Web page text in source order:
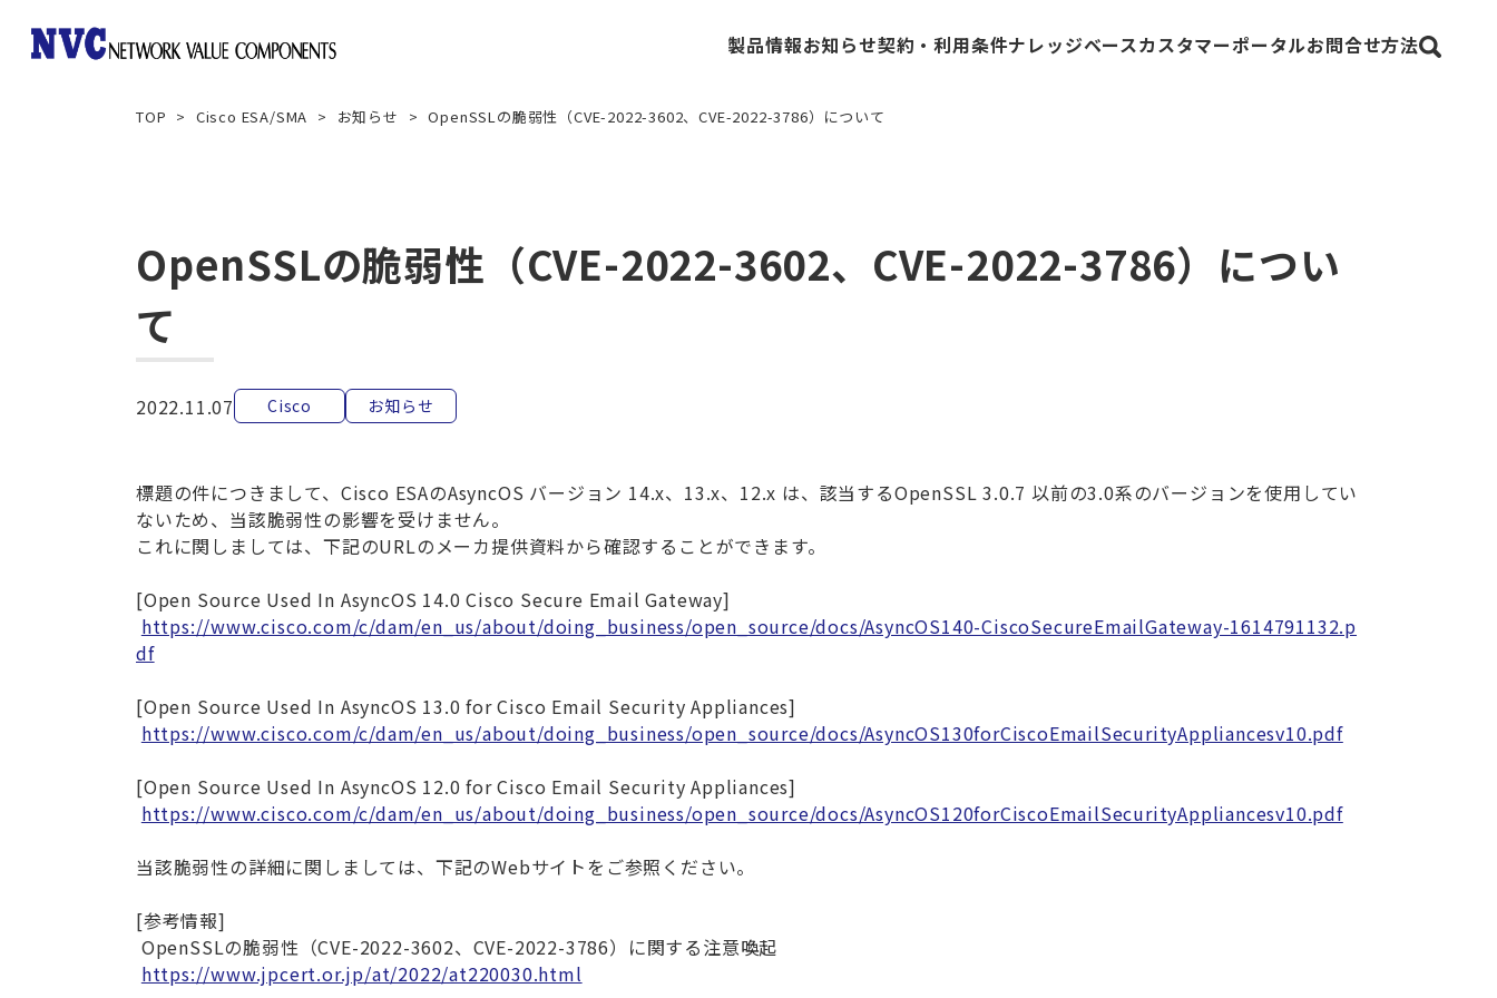
製品情報
Gigamon
お知らせ契約・利用条件ナレッジベースカスタマーポータルお問合せ方法
TOP Cisco ESA/SMA お知らせ OpenSSLの脆弱性（CVE-2022-3602、CVE-2022-3786）について
OpenSSLの脆弱性（CVE-2022-3602、CVE-2022-3786）につい
て
2022.11.07 Cisco お知らせ
標題の件につきまして、Cisco ESAのAsyncOS バージョン 14.x、13.x、12.x は、該当するOpenSSL 3.0.7 以前の3.0系のバージョンを使用してい
ないため、当該脆弱性の影響を受けません。
これに関しましては、下記のURLのメーカ提供資料から確認することができます。
[Open Source Used In AsyncOS 14.0 Cisco Secure Email Gateway]
https://www.cisco.com/c/dam/en_us/about/doing_business/open_source/docs/AsyncOS140-CiscoSecureEmailGateway-1614791132.p
df
[Open Source Used In AsyncOS 13.0 for Cisco Email Security Appliances]
https://www.cisco.com/c/dam/en_us/about/doing_business/open_source/docs/AsyncOS130forCiscoEmailSecurityAppliancesv10.pdf
[Open Source Used In AsyncOS 12.0 for Cisco Email Security Appliances]
https://www.cisco.com/c/dam/en_us/about/doing_business/open_source/docs/AsyncOS120forCiscoEmailSecurityAppliancesv10.pdf
当該脆弱性の詳細に関しましては、下記のWebサイトをご参照ください。
[参考情報]
OpenSSLの脆弱性（CVE-2022-3602、CVE-2022-3786）に関する注意喚起
https://www.jpcert.or.jp/at/2022/at220030.html